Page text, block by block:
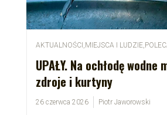
AKTUALNOŚCI ,MIEJSCA I LUDZIE,
UPAŁY. Na ochłodę wodne
zdroje i kurtyny
26 czerwca 2026 Piotr Jaworowski